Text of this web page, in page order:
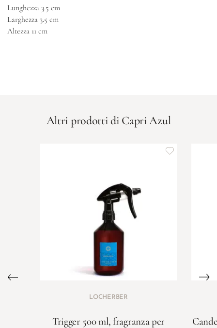
Lunghezza 3.5 cm
Larghezza 3.5 cm
Altezza 11 cm
Altri prodotti di Capri Azul
LOCHERBER
Trigger 500 ml, fragranza per